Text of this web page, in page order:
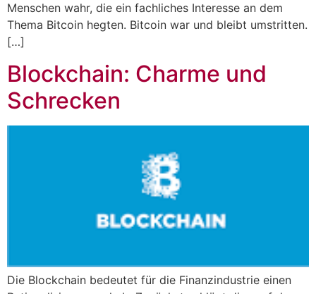
Menschen wahr, die ein fachliches Interesse an dem
Thema Bitcoin hegten. Bitcoin war und bleibt umstritten.
[…]
Blockchain: Charme und
Schrecken
Die Blockchain bedeutet für die Finanzindustrie einen